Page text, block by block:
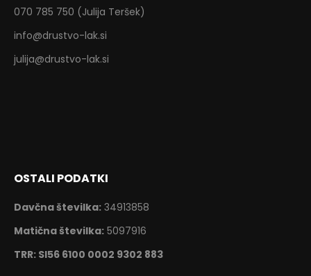
070 785 750 (Julija Teršek)
info@drustvo-lak.si
julija@drustvo-lak.si
OSTALI PODATKI
Davčna številka: 34913858
Matična številka: 5097916
TRR: SI56 6100 0002 9302 883